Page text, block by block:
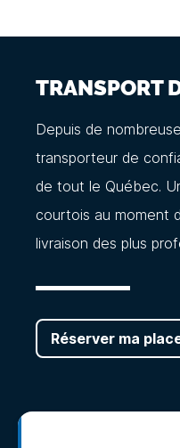
TRANSPORT
Depuis de
transporteur de
de tout le Québec.
courtois au moment
livraison des plus
Réserver ma